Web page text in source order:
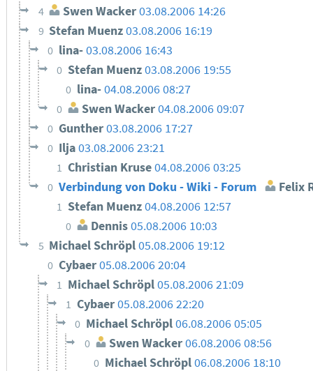
4 Swen Wacker03.08.2006 14:26
9 Stefan Muenz03.08.2006 16:19
0 lina-03.08.2006 16:43
0 Stefan Muenz03.08.2006 19:55
0 lina-04.08.2006 08:27
0 Swen Wacker04.08.2006 09:07
0 Gunther03.08.2006 17:27
0 Ilja03.08.2006 23:21
1 Christian Kruse04.08.2006 03:25
0 Verbindung von Doku - Wiki - Forum Felix
1 Stefan Muenz04.08.2006 12:57
0 Dennis05.08.2006 10:03
5 Michael Schröpl05.08.2006 19:12
0 Cybaer05.08.2006 20:04
1 Michael Schröpl05.08.2006 21:09
1 Cybaer05.08.2006 22:20
0 Michael Schröpl06.08.2006 05:05
0 Swen Wacker06.08.2006 08:56
0 Michael Schröpl06.08.2006 18:10